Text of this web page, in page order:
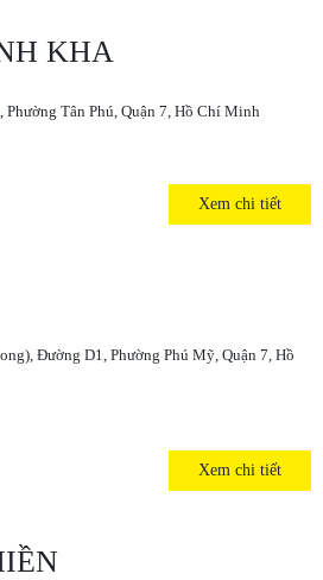
KHA
Tân Phú, Quận 7, Hồ Chí Minh
Xem chi tiết
Đường D1, Phường Phú Mỹ, Quận 7, Hồ
Xem chi tiết